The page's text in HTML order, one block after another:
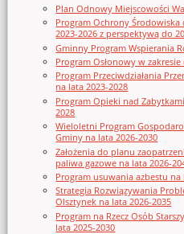
Plan Odnowy Miejscowości
Program Ochrony
2023-2026 z perspektywą do
Gminny Program Wspierania
Program Osłonowy w
Program Przeciwdziałania
na lata 2023-2028
Program Opieki nad
2028
Wieloletni Program
Gminy na lata 2026-2030
Założenia do planu
paliwa gazowe na lata 2026-
Program usuwania azbestu na
Strategia Rozwiązywania
Olsztynek na lata 2026-2035
Program na Rzecz Osób
lata 2025-2030